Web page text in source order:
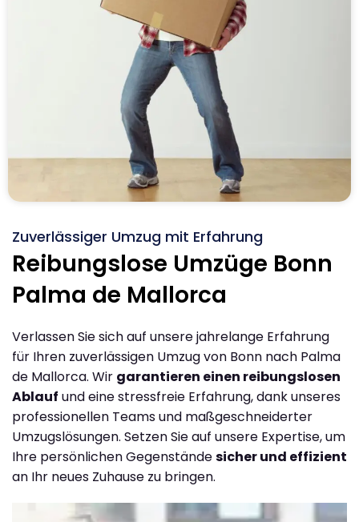
Zuverlässiger Umzug mit Erfahrung
Reibungslose Umzüge Bonn
Palma de Mallorca
Verlassen Sie sich auf unsere jahrelange Erfahrung
für Ihren zuverlässigen Umzug von Bonn nach Palma
de Mallorca. Wir garantieren einen reibungslosen
Ablauf und eine stressfreie Erfahrung, dank unseres
professionellen Teams und maßgeschneiderter
Umzugslösungen. Setzen Sie auf unsere Expertise, um
Ihre persönlichen Gegenständesicher und effizient
an Ihr neues Zuhause zu bringen.